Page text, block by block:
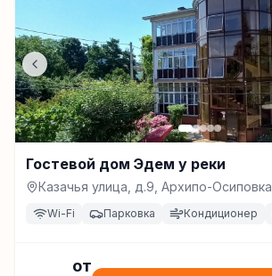
Гостевой дом Эдем у реки
Казачья улица, д.9, Архипо-Осиповка
Wi-Fi Парковка Кондиционер
от